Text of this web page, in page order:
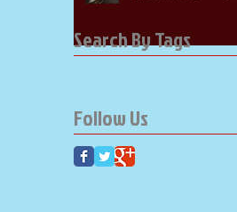
塾チェリー・ブロッ
Search By Tags
Follow Us